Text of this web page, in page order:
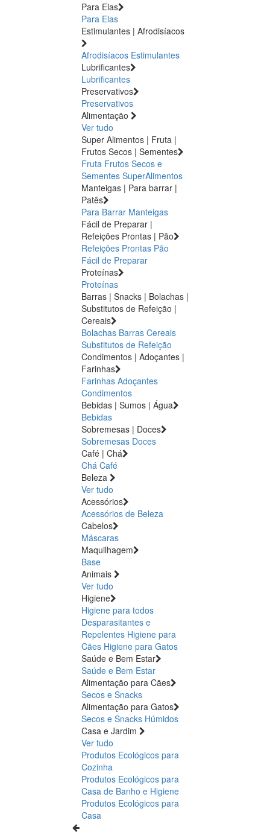
Para Elas
Para Elas
Estimulantes | Afrodisíacos
Afrodisíacos Estimulantes
Lubrificantes
Lubrificantes
Preservativos
Preservativos
Alimentação
Ver tudo
Super Alimentos | Fruta |
Frutos Secos | Sementes
Fruta Frutos Secos e
Sementes SuperAlimentos
Manteigas | Para barrar |
Patês
Para Barrar Manteigas
Fácil de Preparar |
Refeições Prontas | Pão
Refeições Prontas Pão
Fácil de Preparar
Proteínas
Proteínas
Barras | Snacks | Bolachas |
Substitutos de Refeição |
Cereais
Bolachas Barras Cereais
Substitutos de Refeição
Condimentos | Adoçantes |
Farinhas
Farinhas Adoçantes
Condimentos
Bebidas | Sumos | Água
Bebidas
Sobremesas | Doces
Sobremesas Doces
Café | Chá
Chá Café
Beleza
Ver tudo
Acessórios
Acessórios de Beleza
Cabelos
Máscaras
Maquilhagem
Base
Animais
Ver tudo
Higiene
Higiene para todos
Desparasitantes e
Repelentes Higiene para
Cães Higiene para Gatos
Saúde e Bem Estar
Saúde e Bem Estar
Alimentação para Cães
Secos e Snacks
Alimentação para Gatos
Secos e Snacks Húmidos
Casa e Jardim
Ver tudo
Produtos Ecológicos para
Cozinha
Produtos Ecológicos para
Casa de Banho e Higiene
Produtos Ecológicos para
Casa